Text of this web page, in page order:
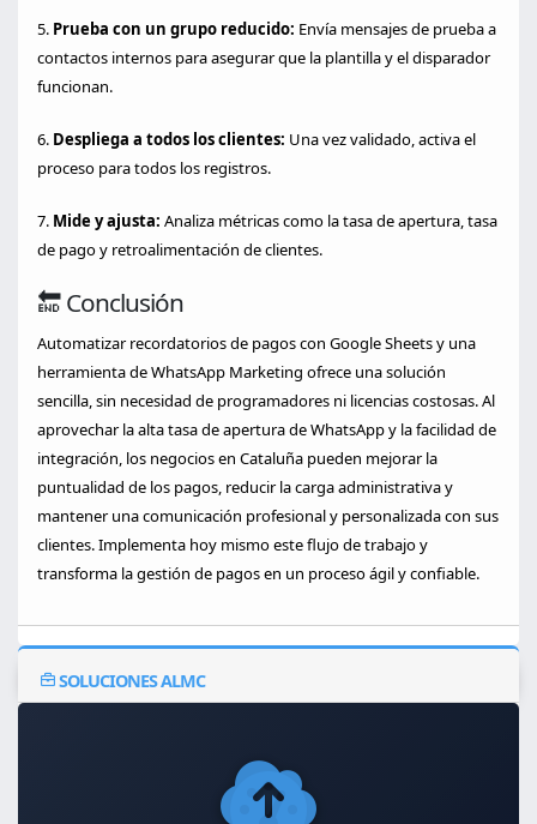
5. Prueba con un grupo reducido: Envía mensajes de prueba a
contactos internos para asegurar que la plantilla y el disparador
funcionan.
6. Despliega a todos los clientes: Una vez validado, activa el
proceso para todos los registros.
7. Mide y ajusta: Analiza métricas como la tasa de apertura, tasa
de pago y retroalimentación de clientes.
🔚 Conclusión
Automatizar recordatorios de pagos con Google Sheets y una
herramienta de WhatsApp Marketing ofrece una solución
sencilla, sin necesidad de programadores ni licencias costosas. Al
aprovechar la alta tasa de apertura de WhatsApp y la facilidad de
integración, los negocios en Cataluña pueden mejorar la
puntualidad de los pagos, reducir la carga administrativa y
mantener una comunicación profesional y personalizada con sus
clientes. Implementa hoy mismo este flujo de trabajo y
transforma la gestión de pagos en un proceso ágil y confiable.
SOLUCIONES ALMC